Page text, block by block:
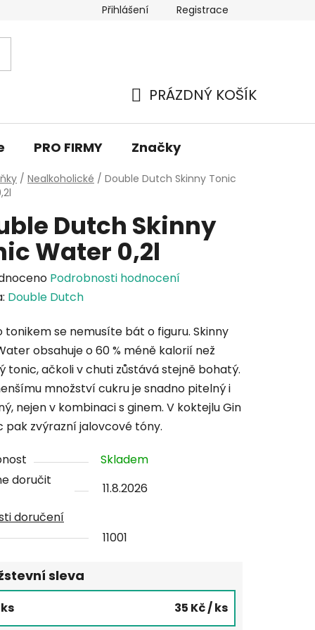
Přihlášení Registrace
KOŠÍK
PRÁZDNÝ KOŠÍK
PRO FIRMY Značky
/ Nealkoholické / Double Dutch Skinny Tonic
Dutch Skinny
Water 0,2l
Podrobnosti hodnocení
Double Dutch
tonikem se nemusíte bát o figuru. Skinny
obsahuje o 60 % méně kalorií než
tonic, ačkoli v chuti zůstává stejně bohatý.
množství cukru je snadno pitelný i
nejen v kombinaci s ginem. V koktejlu Gin
pak zvýrazní jalovcové tóny.
Skladem
doručit
11.8.2026
doručení
11001
sleva
35 Kč/ ks